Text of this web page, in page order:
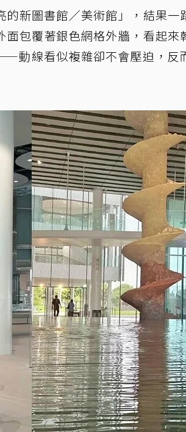
新圖書館／美術館」，結果一
包覆著銀色網格外牆，看起來
動線看似複雜卻不會壓迫，反